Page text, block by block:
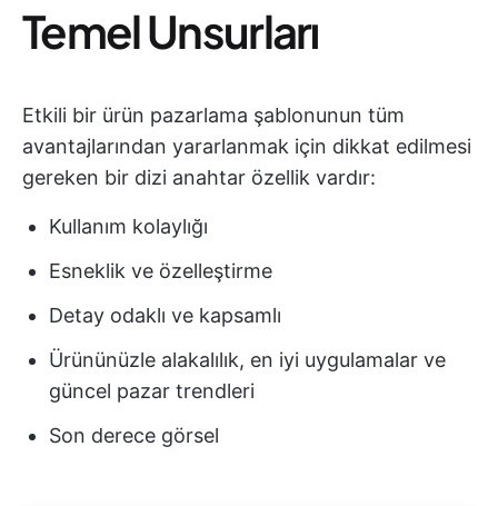
Temel Unsurları
Etkili bir ürün pazarlama şablonunun tüm
avantajlarından yararlanmak için dikkat edilmesi
gereken bir dizi anahtar özellik vardır:
Kullanım kolaylığı
Esneklik ve özelleştirme
Detay odaklı ve kapsamlı
Ürününüzle alakalılık, en iyi uygulamalar ve
güncel pazar trendleri
Son derece görsel